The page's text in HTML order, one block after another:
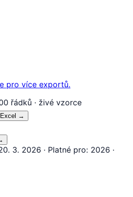
pro více exportů.
řádků · živé vzorce
→
3. 2026 · Platné pro: 2026 ·